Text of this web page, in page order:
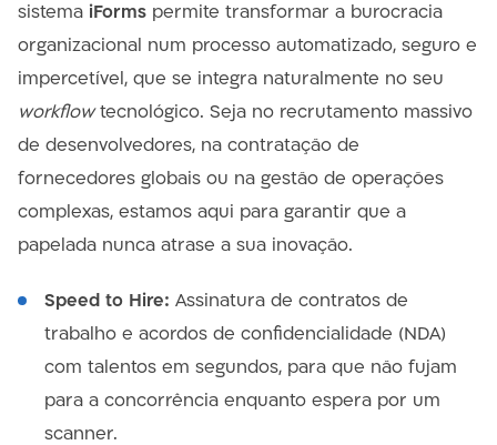
sistema iForms permite transformar a burocracia
organizacional num processo automatizado, seguro e
impercetível, que se integra naturalmente no seu
workflowtecnológico. Seja no recrutamento massivo
de desenvolvedores, na contratação de
fornecedores globais ou na gestão de operações
complexas, estamos aqui para garantir que a
papelada nunca atrase a sua inovação.
Speed to Hire: Assinatura de contratos de
trabalho e acordos de confidencialidade (NDA)
com talentos em segundos, para que não fujam
para a concorrência enquanto espera por um
scanner.